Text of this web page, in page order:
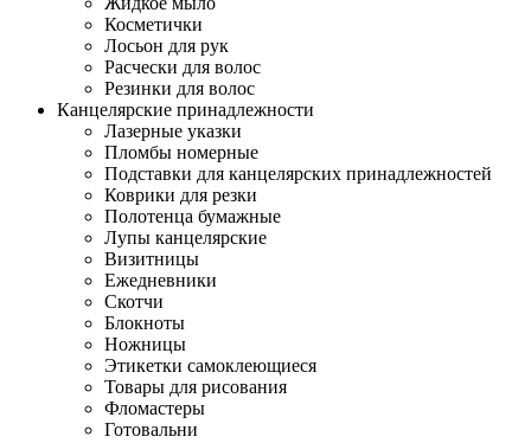
Косметички
Лосьон для рук
Расчески для волос
Резинки для волос
Канцелярские принадлежности
Лазерные указки
Пломбы номерные
Подставки для канцелярских принадлежностей
Коврики для резки
Полотенца бумажные
Лупы канцелярские
Визитницы
Ежедневники
Скотчи
Блокноты
Ножницы
Этикетки самоклеющиеся
Товары для рисования
Фломастеры
Готовальни